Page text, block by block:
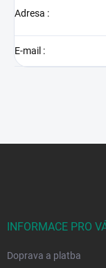
Adresa :
E-mail :
INFORMACE PRO
Doprava a platba